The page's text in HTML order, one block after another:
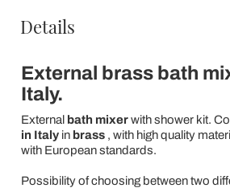
Details
External brass bath
Italy.
External bath mixerwith shower kit.
in Italyin brass, with high quality
with European standards.
Possibility of choosing between two